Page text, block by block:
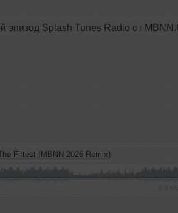
эпизод Splash Tunes Radio от
Fittest (MBNN 2026 Remix)